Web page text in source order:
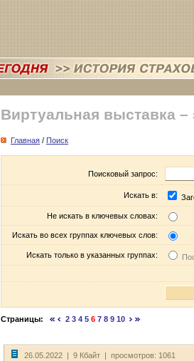
Виртуальная выставка –
Главная / Поиск
Поисковый запрос:
Искать в:
Не искать в ключевых словах:
Искать во всех группах ключевых слов:
Искать только в указанных группах:
Страницы: 2 3 4 5 6 7 8 9 10
26.05.2022 | 9 Кбайт | просмотров: 1061